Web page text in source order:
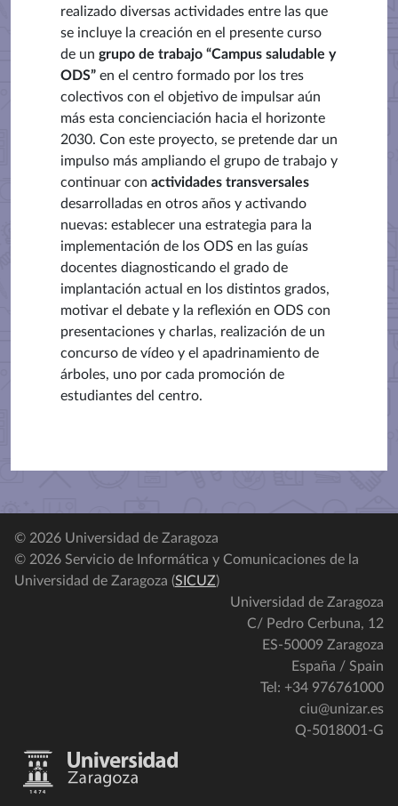
realizado diversas actividades entre las que
se incluye la creación en el presente curso
de un grupo de trabajo “Campus saludable y
ODS” en el centro formado por los tres
colectivos con el objetivo de impulsar aún
más esta concienciación hacia el horizonte
2030. Con este proyecto, se pretende dar un
impulso más ampliando el grupo de trabajo y
continuar con actividades transversales
desarrolladas en otros años y activando
nuevas: establecer una estrategia para la
implementación de los ODS en las guías
docentes diagnosticando el grado de
implantación actual en los distintos grados,
motivar el debate y la reflexión en ODS con
presentaciones y charlas, realización de un
concurso de vídeo y el apadrinamiento de
árboles, uno por cada promoción de
estudiantes del centro.
© 2026 Universidad de Zaragoza
© 2026 Servicio de Informática y Comunicaciones de la
Universidad de Zaragoza (SICUZ)
Universidad de Zaragoza
C/ Pedro Cerbuna, 12
ES-50009 Zaragoza
España / Spain
Tel: +34 976761000
ciu@unizar.es
Q-5018001-G